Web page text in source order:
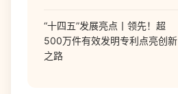
“十四五”发展亮点丨领先！超
500万件有效发明专利点亮创新
之路